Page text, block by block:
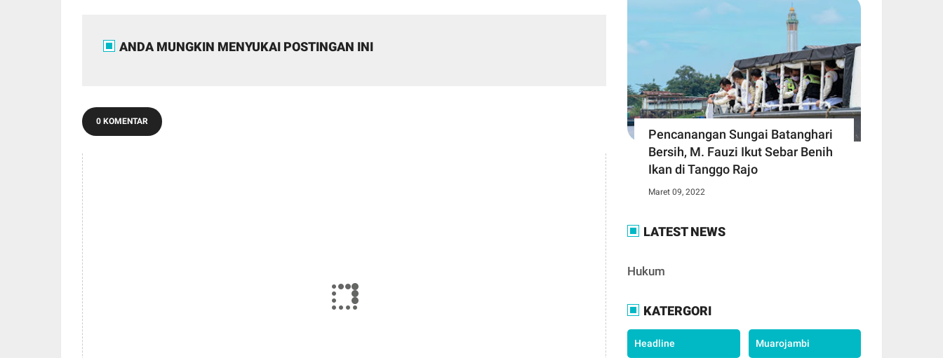
ANDA MUNGKIN MENYUKAI POSTINGAN INI
0 KOMENTAR
Pencanangan Sungai Batanghari
Bersih, M. Fauzi Ikut Sebar Benih
Ikan di Tanggo Rajo
Maret 09, 2022
LATEST NEWS
Hukum
KATERGORI
Headline Muarojambi